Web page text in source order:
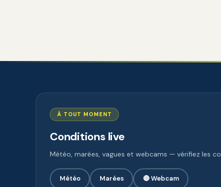
À TOUT MOMENT
Conditions live
Météo, marées, vagues et webcams — vérifiez les
Météo Marées 🔴 Webcam